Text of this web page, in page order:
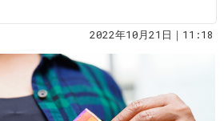
2022年10月21日｜11:18